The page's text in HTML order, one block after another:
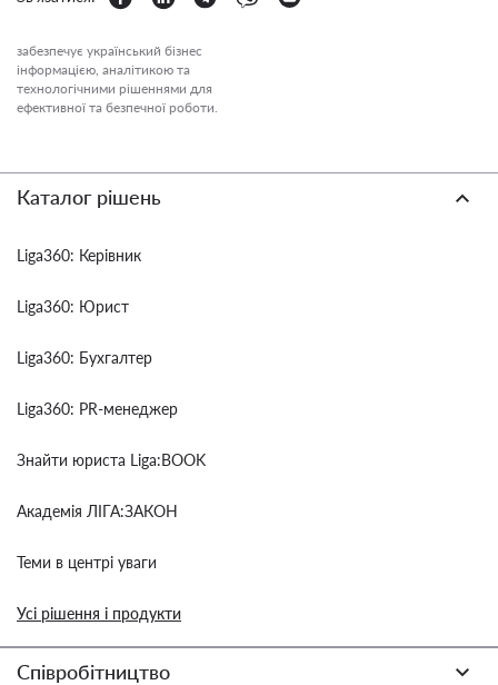
забезпечує український бізнес
інформацією, аналітикою та
технологічними рішеннями для
ефективної та безпечної роботи.
Каталог рішень
Liga360: Керівник
Liga360: Юрист
Liga360: Бухгалтер
Liga360: PR-менеджер
Знайти юриста Liga:BOOK
Академія ЛІГА:ЗАКОН
Теми в центрі уваги
Усі рішення і продукти
Співробітництво